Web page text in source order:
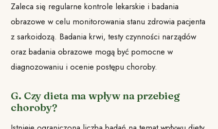
Zaleca się regularne kontrole lekarskie i badania
obrazowe w celu monitorowania stanu zdrowia pacjenta
z sarkoidozą. Badania krwi, testy czynności narządów
oraz badania obrazowe mogą być pomocne w
diagnozowaniu i ocenie postępu choroby.
G. Czy dieta ma wpływ na przebieg
choroby?